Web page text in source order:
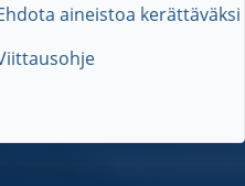
aineistoa kerättäväksi